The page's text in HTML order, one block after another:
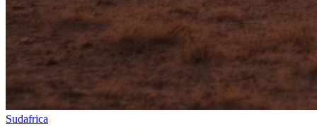
Sudafrica